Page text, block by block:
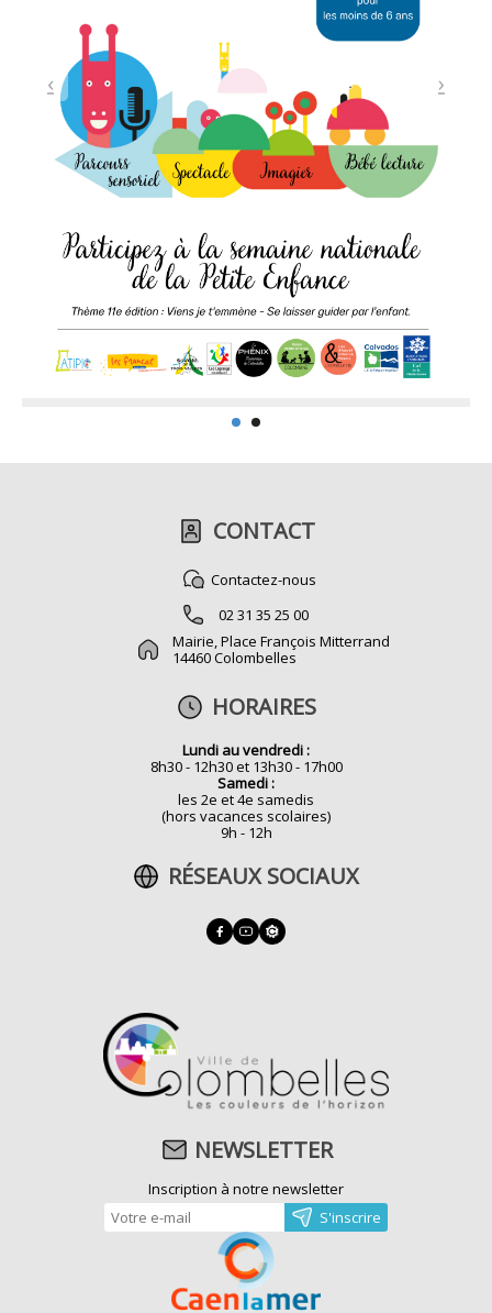
CONTACT
Contactez-nous
02 31 35 25 00
Mairie, Place François Mitterrand
14460 Colombelles
HORAIRES
Lundi au vendredi :
8h30 - 12h30 et 13h30 - 17h00
Samedi :
les 2e et 4e samedis
(hors vacances scolaires)
9h - 12h
RÉSEAUX SOCIAUX
NEWSLETTER
Inscription à notre newsletter